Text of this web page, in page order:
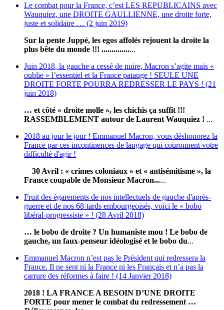
Le combat pour la France, c’est LES REPUBLICAINS avec
Wauquiez, une DROITE GAULLIENNE, une droite forte,
juste et solidaire … (2 juin 2019)
Sur la pente Juppé, les egos affolés rejouent la droite la
plus bête du monde !!! .................
Juin 2018, la gauche a cessé de nuire, Macron s’agite mais «
oublie » l’essentiel et la France patauge ! SEULE UNE
DROITE FORTE POURRA REDRESSER LE PAYS ! (21
juin 2018)
… et côté « droite molle », les chichis ça suffit !!!
RASSEMBLEMENT autour de Laurent Wauquiez ! ...
2018 au jour le jour ! Emmanuel Macron, vous déshonorez la
France par ces incontinences de langage qui couronnent votre
difficulté d'agir !
30 Avril : « crimes coloniaux » et « antisémitisme », la
France coupable de Monsieur Macron......
Fruit des égarements de nos intellectuels de gauche d'après-
guerre et de nos 68-tards embourgeoisés, voici le « bobo
libéral-progressiste » ! (28 Avril 2018)
… le bobo de droite ? Un humaniste mou ! Le bobo de
gauche, un faux-penseur idéologisé et le bobo du...
Emmanuel Macron n’est pas le Président qui redressera la
France. Il ne sent ni la France ni les Français et n’a pas la
carrure des réformes à faire ! (14 Janvier 2018)
2018 ! LA FRANCE A BESOIN D’UNE DROITE
FORTE pour mener le combat du redressement …